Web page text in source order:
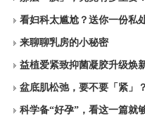
看妇科太尴尬？送你一份私
来聊聊乳房的小秘密
益植爱紧致抑菌凝胶升级焕
盆底肌松弛，要不要「紧」？
科学备“好孕”，看这一篇就